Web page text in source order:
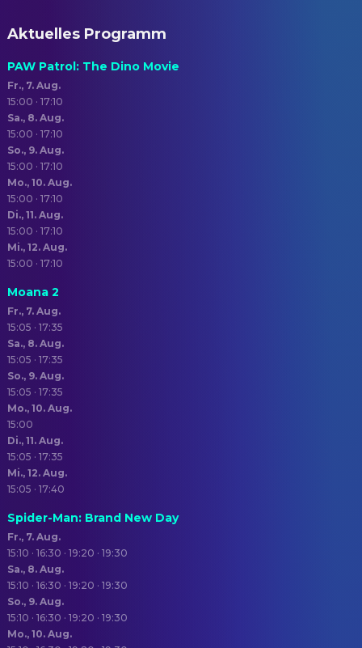
Aktuelles Programm
PAW Patrol: The Dino Movie
Fr., 7. Aug.
15:00 · 17:10
Sa., 8. Aug.
15:00 · 17:10
So., 9. Aug.
15:00 · 17:10
Mo., 10. Aug.
15:00 · 17:10
Di., 11. Aug.
15:00 · 17:10
Mi., 12. Aug.
15:00 · 17:10
Moana 2
Fr., 7. Aug.
15:05 · 17:35
Sa., 8. Aug.
15:05 · 17:35
So., 9. Aug.
15:05 · 17:35
Mo., 10. Aug.
15:00
Di., 11. Aug.
15:05 · 17:35
Mi., 12. Aug.
15:05 · 17:40
Spider-Man: Brand New Day
Fr., 7. Aug.
15:10 · 16:30 · 19:20 · 19:30
Sa., 8. Aug.
15:10 · 16:30 · 19:20 · 19:30
So., 9. Aug.
15:10 · 16:30 · 19:20 · 19:30
Mo., 10. Aug.